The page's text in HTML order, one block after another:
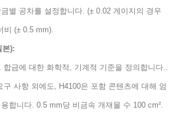
별 공차를 설정합니다. (± 0.02 게이지의 경우
비 (± 0.5 mm).
본):
합금에 대한 화학적, 기계적 기준을 정의합니다..
구 사항 외에도, H4100은 포함 콘텐츠에 대해 엄
합니다. 0.5 mm당 비금속 개재물 수 100 cm².